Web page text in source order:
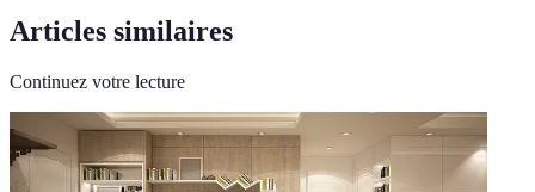
Articles similaires
Continuez votre lecture